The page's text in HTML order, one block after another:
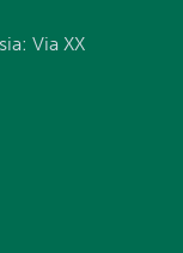
Via XX